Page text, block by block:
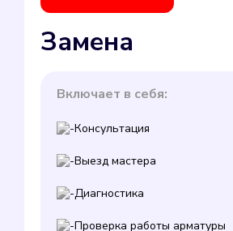
Замена
Включает в себя:
Консультация
Выезд мастера
Диагностика
Проверка работы арматуры